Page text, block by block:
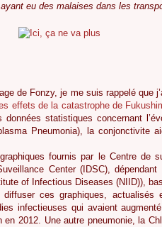
eu des malaises dans les
de Fonzy, je me suis rappelé que
effets de la catastrophe de
statistiques concernant
Pneumonia), la conjonctivite
fournis par le Centre de
Center (IDSC), dépendant
of Infectious Diseases (NIID)),
ces graphiques, actualisés
infectieuses qui avaient
2012. Une autre pneumonie, la